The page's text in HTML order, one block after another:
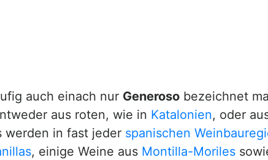
auch einach nur Generoso bezeichnet
aus roten, wie in Katalonien, oder
werden in fast jeder spanischen
, einige Weine aus Montilla-Moriles